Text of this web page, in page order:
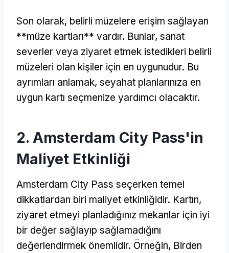
Son olarak, belirli müzelere erişim sağlayan
**müze kartları** vardır. Bunlar, sanat
severler veya ziyaret etmek istedikleri belirli
müzeleri olan kişiler için en uygunudur. Bu
ayrımları anlamak, seyahat planlarınıza en
uygun kartı seçmenize yardımcı olacaktır.
2. Amsterdam City Pass'in
Maliyet Etkinliği
Amsterdam City Pass seçerken temel
dikkatlardan biri maliyet etkinliğidir. Kartın,
ziyaret etmeyi planladığınız mekanlar için iyi
bir değer sağlayıp sağlamadığını
değerlendirmek önemlidir. Örneğin, Birden